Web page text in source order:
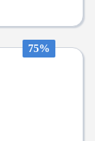
75%